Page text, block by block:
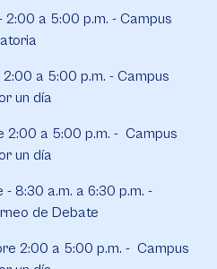
a 5:00 p.m. - Campus
a 5:00 p.m. - Campus
un día
2:00 a 5:00 p.m. - Campus
un día
8:30 a.m. a 6:30 p.m. -
de Debate
2:00 a 5:00 p.m. - Campus